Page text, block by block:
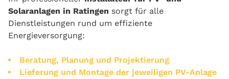
Solaranlagen in Ratingen sorgt für alle
Dienstleistungen rund um effiziente
Energieversorgung:
Beratung, Planung und Projektierung
Lieferung und Montage der jeweiligen PV-Anlage